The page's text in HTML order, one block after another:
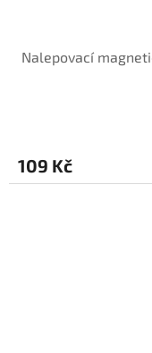
Nalepovací
109 Kč